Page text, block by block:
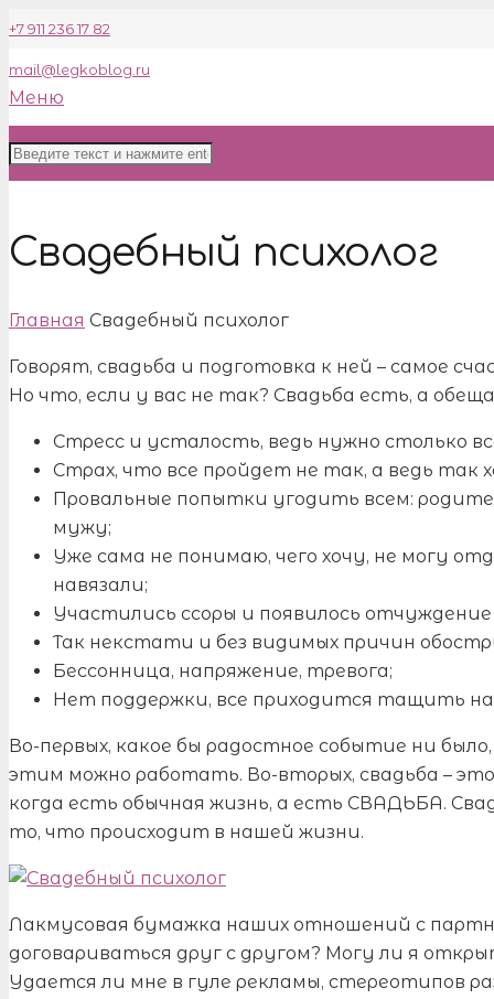
+7 911 236 17 82
mail@legkoblog.ru
Меню
Свадебный психолог
Главная Свадебный психолог
Говорят, свадьба и подготовка к ней – самое
Но что, если у вас не так? Свадьба есть, а
Стресс и усталость, ведь нужно столько
Страх, что все пройдет не так, а ведь так
Провальные попытки угодить всем:
мужу;
Уже сама не понимаю, чего хочу, не могу
навязали;
Участились ссоры и появилось
Так некстати и без видимых причин
Бессонница, напряжение, тревога;
Нет поддержки, все приходится тащить на
Во-первых, какое бы радостное событие ни
этим можно работать. Во-вторых, свадьба –
когда есть обычная жизнь, а есть СВАДЬБА.
то, что происходит в нашей жизни.
Лакмусовая бумажка наших отношений с
договариваться друг с другом? Могу ли я
Удается ли мне в гуле рекламы, стереотипов